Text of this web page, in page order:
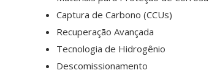
Captura de Carbono (CCUs)
Recuperação Avançada
Tecnologia de Hidrogênio
Descomissionamento